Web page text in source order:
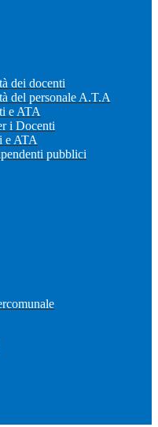
dei docenti
del personale A.T.A
e ATA
i Docenti
e ATA
pubblici